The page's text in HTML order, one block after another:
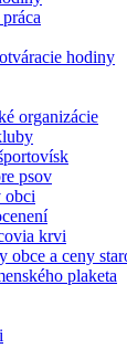
hodiny
organizácie
psov
obci
krvi
obce a ceny
plaketa